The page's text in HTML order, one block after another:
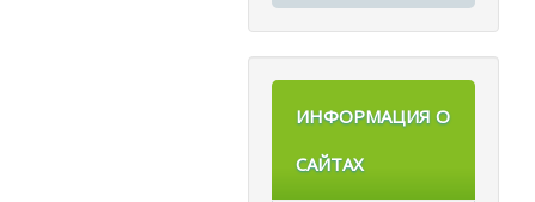
ИНФОРМАЦИЯ О
САЙТАХ